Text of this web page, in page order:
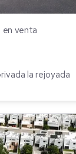
en venta
la rejoyada